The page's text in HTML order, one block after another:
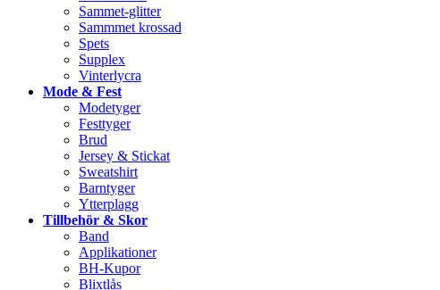
Sammet-glitter
Sammmet krossad
Spets
Supplex
Vinterlycra
Mode & Fest
Modetyger
Festtyger
Brud
Jersey & Stickat
Sweatshirt
Barntyger
Ytterplagg
Tillbehör & Skor
Band
Applikationer
BH-Kupor
Blixtlås